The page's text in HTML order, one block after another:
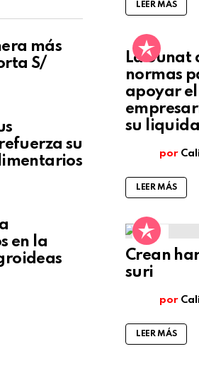
más
S/
su
en la
LEER MÁS
La Sunat
normas
apoyar
su
por
LEER MÁS
4
Crean
suri
por
LEER MÁS